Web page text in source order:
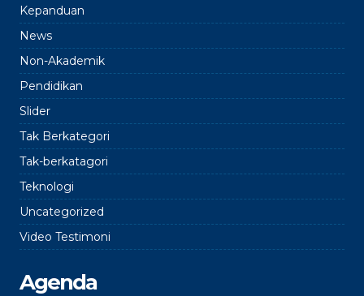
Kepanduan
News
Non-Akademik
Pendidikan
Slider
Tak Berkategori
Tak-berkatagori
Teknologi
Uncategorized
Video Testimoni
Agenda